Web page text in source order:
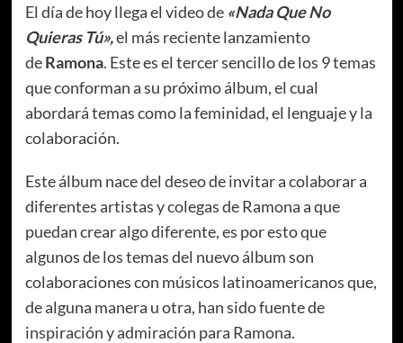
El día de hoy llega el video de «Nada Que No
Quieras Tú»,el más reciente lanzamiento
deRamona. Este es el tercer sencillo de los 9 temas
que conforman a su próximo álbum, el cual
abordará temas como la feminidad, el lenguaje y la
colaboración.
Este álbum nace del deseo de invitar a colaborar a
diferentes artistas y colegas de Ramona a que
puedan crear algo diferente, es por esto que
algunos de los temas del nuevo álbum son
colaboraciones con músicos latinoamericanos que,
de alguna manera u otra, han sido fuente de
inspiración y admiración para Ramona.